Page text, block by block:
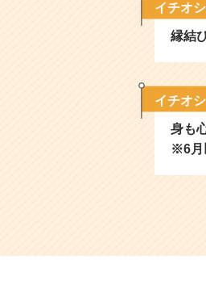
イチオ
縁結
イチオ
身も
※6月